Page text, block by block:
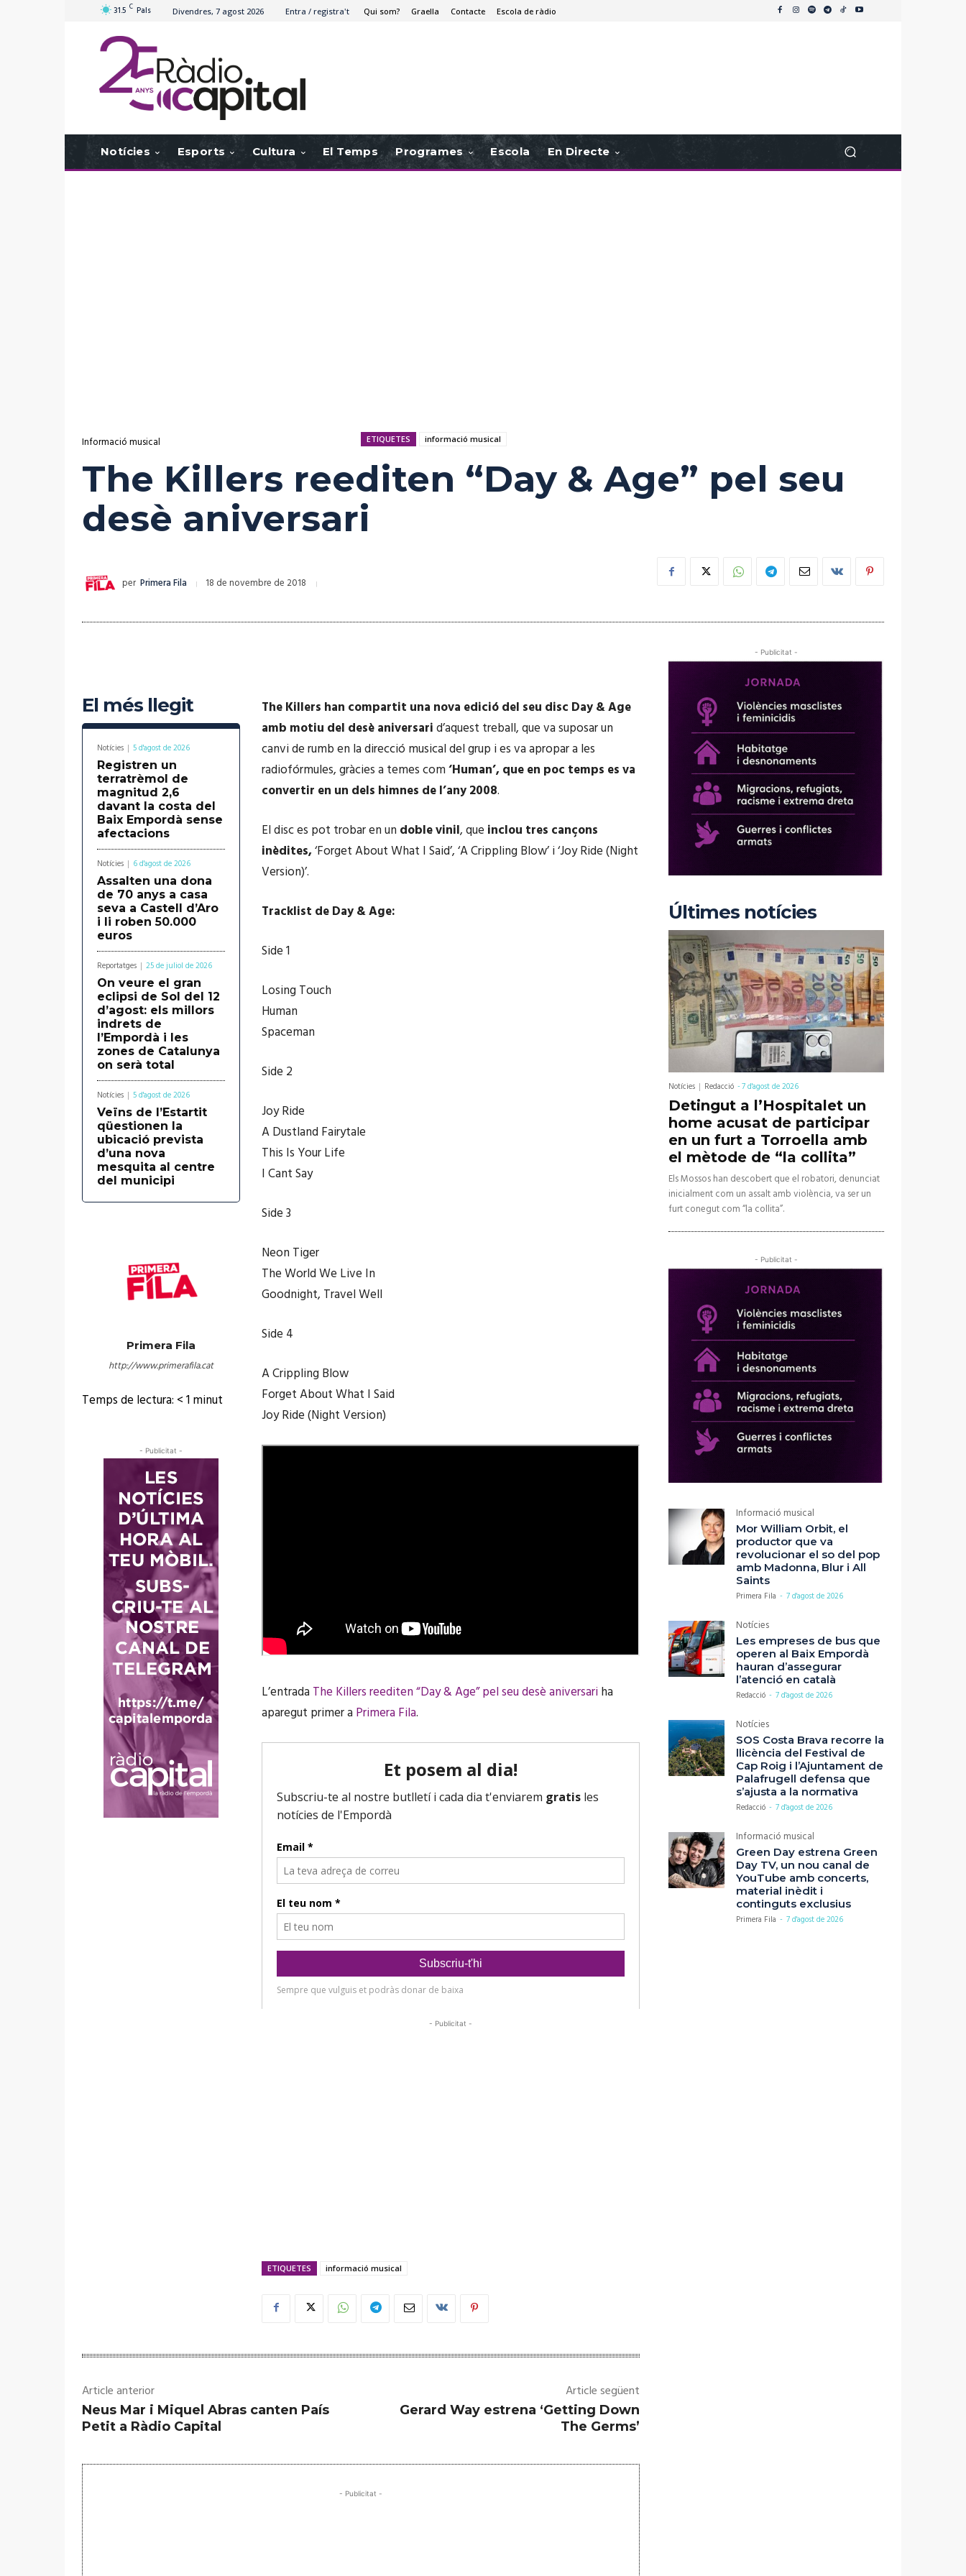
31.5 C Pals Divendres, 7 agost 2026 Entra / registra't Qui som? Graella Contacte Escola de ràdio
Notícies Esports Cultura El Temps Programes Escola En Directe
Informació musical ETIQUETES informació musical
The Killers reediten “Day & Age” pel seu
desè aniversari
per Primera Fila 18 de novembre de 2018
El més llegit
Notícies 5 d'agost de 2026
Registren un
terratrèmol de
magnitud 2,6
davant la costa del
Baix Empordà sense
afectacions
Notícies 6 d'agost de 2026
Assalten una dona
de 70 anys a casa
seva a Castell d’Aro
i li roben 50.000
euros
Reportatges 25 de juliol de 2026
On veure el gran
eclipsi de Sol del 12
d’agost: els millors
indrets de
l’Empordà i les
zones de Catalunya
on serà total
Notícies 5 d'agost de 2026
Veïns de l’Estartit
qüestionen la
ubicació prevista
d’una nova
mesquita al centre
del municipi
Primera Fila
http://www.primerafila.cat
Temps de lectura: < 1minut
- Publicitat -
The Killers han compartit una nova edició del seu disc Day & Age
amb motiu del desè aniversarid’aquest treball, que va suposar un
canvi de rumb en la direcció musical del grup i es va apropar a les
radiofórmules, gràcies a temes com‘Human’, que en poc temps es va
convertir en un dels himnes de l’any 2008.
El disc es pot trobar en un doble vinil, que inclou tres cançons
inèdites,‘Forget About What I Said’, ‘A Crippling Blow’ i ‘Joy Ride (Night
Version)’.
Tracklist de Day & Age:
Side 1
Losing Touch
Human
Spaceman
Side 2
Joy Ride
A Dustland Fairytale
This Is Your Life
I Cant Say
Side 3
Neon Tiger
The World We Live In
Goodnight, Travel Well
Side 4
A Crippling Blow
Forget About What I Said
Joy Ride (Night Version)
L’entrada The Killers reediten “Day & Age” pel seu desè aniversariha
aparegut primer a Primera Fila.
- Publicitat -
ETIQUETES informació musical
Article anterior
Neus Mar i Miquel Abras canten País
Petit a Ràdio Capital
Article següent
Gerard Way estrena ‘Getting Down
The Germs’
- Publicitat -
- Publicitat -
Últimes notícies
Notícies Redacció -7 d'agost de 2026
Detingut a l’Hospitalet un
home acusat de participar
en un furt a Torroella amb
el mètode de “la collita”
Els Mossos han descobert que el robatori, denunciat
inicialment com un assalt amb violència, va ser un
furt conegut com “la collita”.
- Publicitat -
Informació musical
Mor William Orbit, el
productor que va
revolucionar el so del pop
amb Madonna, Blur i All
Saints
Primera Fila - 7 d'agost de 2026
Notícies
Les empreses de bus que
operen al Baix Empordà
hauran d’assegurar
l’atenció en català
Redacció - 7 d'agost de 2026
Notícies
SOS Costa Brava recorre la
llicència del Festival de
Cap Roig i l’Ajuntament de
Palafrugell defensa que
s’ajusta a la normativa
Redacció - 7 d'agost de 2026
Informació musical
Green Day estrena Green
Day TV, un nou canal de
YouTube amb concerts,
material inèdit i
continguts exclusius
Primera Fila - 7 d'agost de 2026